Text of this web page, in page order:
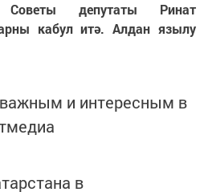
Советы депутаты Ринат
кабул итә. Алдан язылу
и интересным в
в